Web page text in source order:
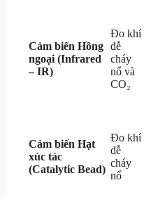
Cảm biến Hồng
ngoại (Infrared
– IR)
Đo khí
dễ
cháy
nổ và
CO₂
Cảm biến Hạt
xúc tác
(Catalytic Bead)
Đo khí
dễ
cháy
nổ